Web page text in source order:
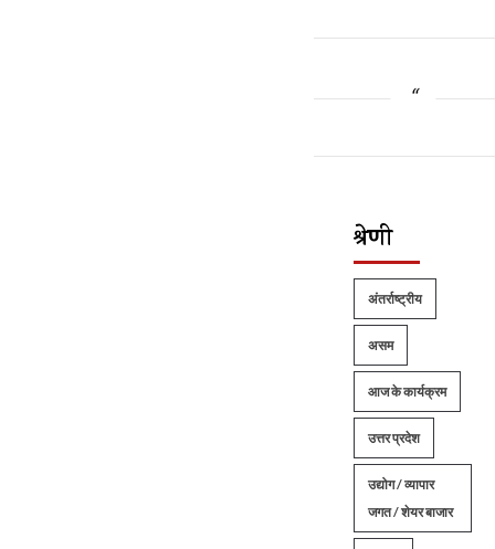
श्रेणी
अंतर्राष्ट्रीय
असम
आज के कार्यक्रम
उत्तर प्रदेश
उद्योग / व्यापार
जगत / शेयर बाजार